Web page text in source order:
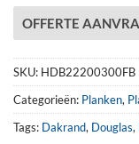
OFFERTE
SKU: HDB22200300FB
Categorieën: Planken,
Tags: Dakrand, Douglas,